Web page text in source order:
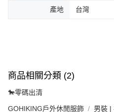
產地 台灣
商品相關分類 (2)
🐎零碼出清
GOHIKING戶外休閒服飾 男裝 |